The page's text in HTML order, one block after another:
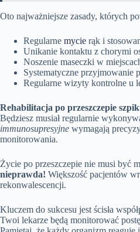
Oto najważniejsze zasady, których
Regularne mycie rąk i
Unikanie kontaktu z chorymi
Noszenie maseczki w
Systematyczne przyjmowanie
Regularne wizyty kontrolne u
Rehabilitacja po przeszczepie
Będziesz musiał regularnie
immunosupresyjne wymagają
monitorowania.
Życie po przeszczepie nie musi być
nieprawda! Większość pacjentów
rekonwalescencji.
Kluczem do sukcesu jest ścisła
Twoi lekarze będą monitorować